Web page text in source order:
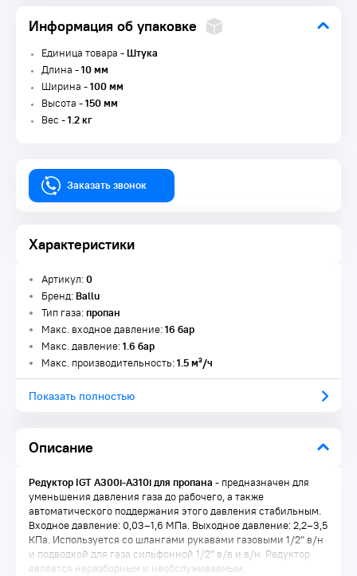
Информация об упаковке
Единица товара -Штука
Длина -10 мм
Ширина -100 мм
Высота -150 мм
Вес -1.2 кг
Заказать звонок
Характеристики
Описание
Артикул:0
Бренд:Ballu
Тип газа:пропан
Макс. входное давление:16 бар
Макс. давление:1.6 бар
Макс. производительность:1.5 м³/ч
Показать полностью
Редуктор IGT A300i-A310i для пропана - предназначен для
уменьшения давления газа до рабочего, а также
автоматического поддержания этого давления стабильным.
Входное давление: 0,03–1,6 МПа. Выходное давление: 2,2–3,5
КПа. Используется со шлангами рукавами газовыми 1/2" в/н
и подводкой для газа сильфонной 1/2" в/в и в/н. Редуктор
является неразборным и необслуживаемым.